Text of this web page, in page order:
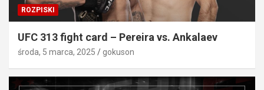
ROZPISKI
UFC 313 fight card – Pereira vs. Ankalaev
środa, 5 marca, 2025 gokuson